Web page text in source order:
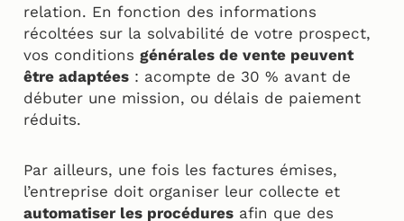
relation. En fonction des informations
récoltées sur la solvabilité de votre prospect,
vos conditions générales de vente peuvent
être adaptées : acompte de 30 % avant de
débuter une mission, ou délais de paiement
réduits.
Par ailleurs, une fois les factures émises,
l’entreprise doit organiser leur collecte et
automatiser les procédures afin que des